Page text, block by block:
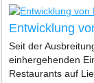
Entwicklung
Seit der
einhergehenden
Restaurants auf